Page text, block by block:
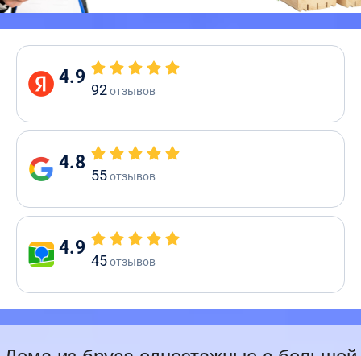
4.9
92отзывов
4.8
55отзывов
4.9
45отзывов